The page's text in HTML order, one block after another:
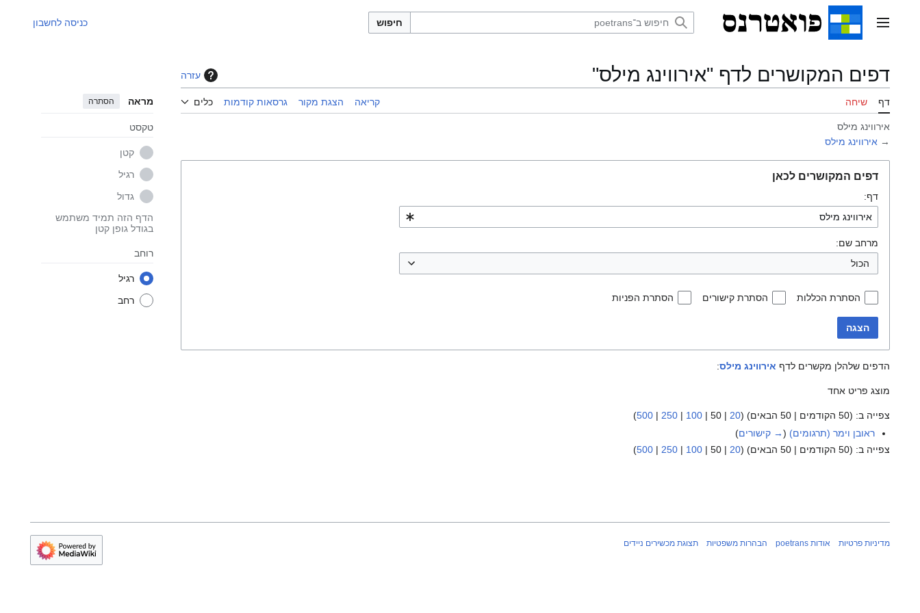
תפריט ראשי חיפוש כניסה לחשבון
דפים המקושרים לדף "אירווינג מילס" עזרה
דף שיחה קריאה הצגת מקור גרסאות קודמות כלים מראה הסתרה
טקסט
קטן
רגיל
גדול
הדף הזה תמיד משתמש
בגודל גופן קטן
רוחב
רגיל
רחב
אירווינג מילס
→ אירווינג מילס
דפים המקושרים לכאן
דף:
מרחב שם:
הכול
הסתרת הכללות הסתרת קישורים הסתרת הפניות
הצגה
הדפים שלהלן מקשרים לדף אירווינג מילס:
מוצג פריט אחד
צפייה ב: (50 הקודמים | 50 הבאים ) (
20
|
50
|
100
|
250
|
500
)
ראובן וימר (תרגומים) (→ קישורים)
צפייה ב: (50 הקודמים | 50 הבאים ) (
20
|
50
|
100
|
250
|
500
)
מדיניות פרטיות אודות poetrans הבהרות משפטיות תצוגת מכשירים ניידים